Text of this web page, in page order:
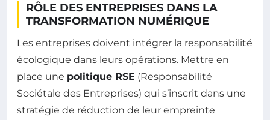
RÔLE DES ENTREPRISES DANS LA
TRANSFORMATION NUMÉRIQUE
Les entreprises doivent intégrer la responsabilité
écologique dans leurs opérations. Mettre en
place une politique RSE (Responsabilité
Sociétale des Entreprises) qui s’inscrit dans une
stratégie de réduction de leur empreinte